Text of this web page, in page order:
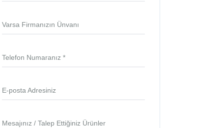
Varsa Firmanızın Ünvanı
Telefon Numaranız *
E-posta Adresiniz
Mesajınız / Talep Ettiğiniz Ürünler